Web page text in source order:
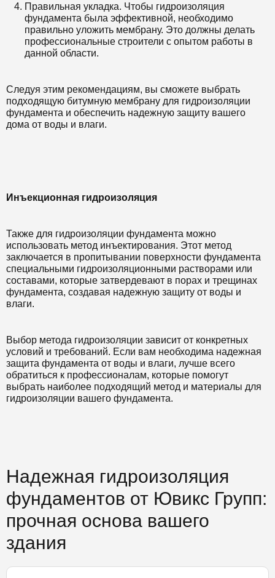
Правильная укладка. Чтобы гидроизоляция
фундамента была эффективной, необходимо
правильно уложить мембрану. Это должны делать
профессиональные строители с опытом работы в
данной области.
Следуя этим рекомендациям, вы сможете выбрать
подходящую битумную мембрану для гидроизоляции
фундамента и обеспечить надежную защиту вашего
дома от воды и влаги.
Инъекционная гидроизоляция
Также для гидроизоляции фундамента можно
использовать метод инъектирования. Этот метод
заключается в пропитывании поверхности фундамента
специальными гидроизоляционными растворами или
составами, которые затвердевают в порах и трещинах
фундамента, создавая надежную защиту от воды и
влаги.
Выбор метода гидроизоляции зависит от конкретных
условий и требований. Если вам необходима надежная
защита фундамента от воды и влаги, лучше всего
обратиться к профессионалам, которые помогут
выбрать наиболее подходящий метод и материалы для
гидроизоляции вашего фундамента.
Надежная гидроизоляция
фундаментов от Ювикс Групп:
прочная основа вашего
здания